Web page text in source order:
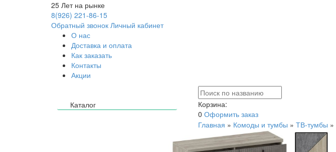
25 Лет на рынке
8(926) 221-86-15
Обратный звонок Личный кабинет
О нас
Доставка и оплата
Как заказать
Контакты
Акции
Каталог
Корзина:
0 Оформить заказ
Главная » Комоды и тумбы » ТВ-тумбы »